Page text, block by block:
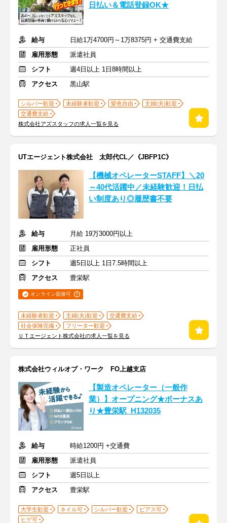
日払い＆電話登録OK★
給与
日給1万4700円～1万8375円 + 交通費支給
雇用形態
派遣社員
シフト
週4日以上 1日8時間以上
アクセス
黒山駅
シルバー歓迎 未経験者歓迎 髪色自由
主婦(夫)歓迎
交通費支給
株式会社アズスタッフの求人一覧を見る
UTエージェント株式会社 太郎代CL／《JBFP1C》
【機械オペレーターSTAFF】＼20
～40代活躍中／未経験歓迎！日払
い制度あり◎履歴書不要
給与
月給 19万3000円以上
雇用形態
正社員
シフト
週5日以上 1日7.5時間以上
アクセス
豊栄駅
オンライン面接可
未経験者歓迎 主婦(夫)歓迎
交通費支給
社会保険完備
フリーター歓迎
ＵＴエージェント株式会社の求人一覧を見る
株式会社ウィルオブ・ワーク FO上越支店
【製造オペレーター（一般作
業）】オープニング★ボーナスあ
り★豊栄駅_H132035
給与
時給1200円 +交通費
雇用形態
派遣社員
シフト
週5日以上
アクセス
豊栄駅
大学生歓迎 ネイル可 シルバー歓迎
ピアス可
ヒゲ可